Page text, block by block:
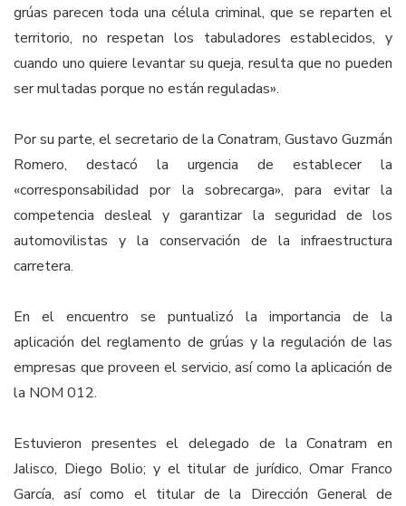
grúas parecen toda una célula criminal, que se reparten el
territorio, no respetan los tabuladores establecidos, y
cuando uno quiere levantar su queja, resulta que no pueden
ser multadas porque no están reguladas».
Por su parte, el secretario de la Conatram, Gustavo Guzmán
Romero, destacó la urgencia de establecer la
«corresponsabilidad por la sobrecarga», para evitar la
competencia desleal y garantizar la seguridad de los
automovilistas y la conservación de la infraestructura
carretera.
En el encuentro se puntualizó la importancia de la
aplicación del reglamento de grúas y la regulación de las
empresas que proveen el servicio, así como la aplicación de
la NOM 012.
Estuvieron presentes el delegado de la Conatram en
Jalisco, Diego Bolio; y el titular de jurídico, Omar Franco
García, así como el titular de la Dirección General de